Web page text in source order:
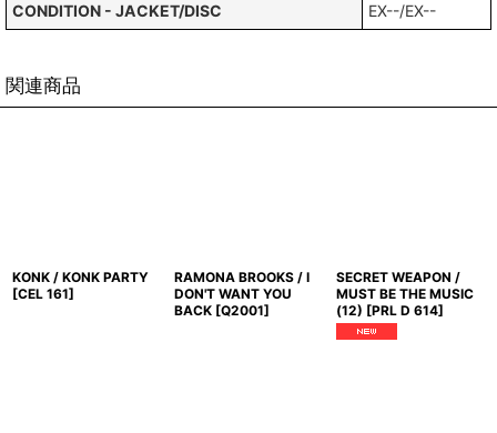
CONDITION - JACKET/DISC
EX--/EX--
関連商品
KONK / KONK PARTY
[CEL 161]
RAMONA BROOKS / I
DON'T WANT YOU
BACK [Q2001]
SECRET WEAPON /
MUST BE THE MUSIC
(12) [PRL D 614]